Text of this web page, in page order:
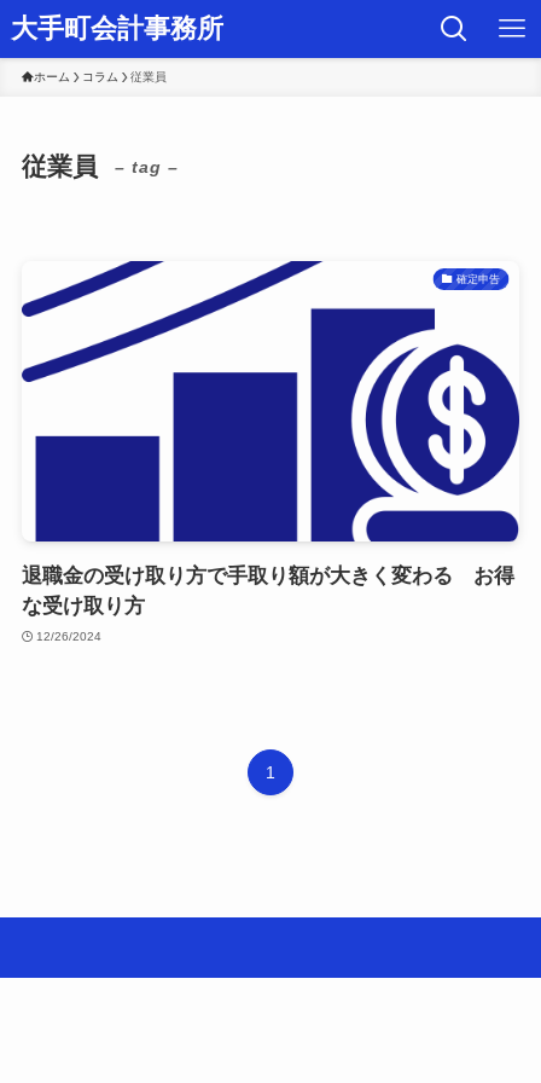
大手町会計事務所
ホーム コラム 従業員
従業員 – tag –
確定申告
退職金の受け取り方で手取り額が大きく変わる お得
な受け取り方
12/26/2024
1